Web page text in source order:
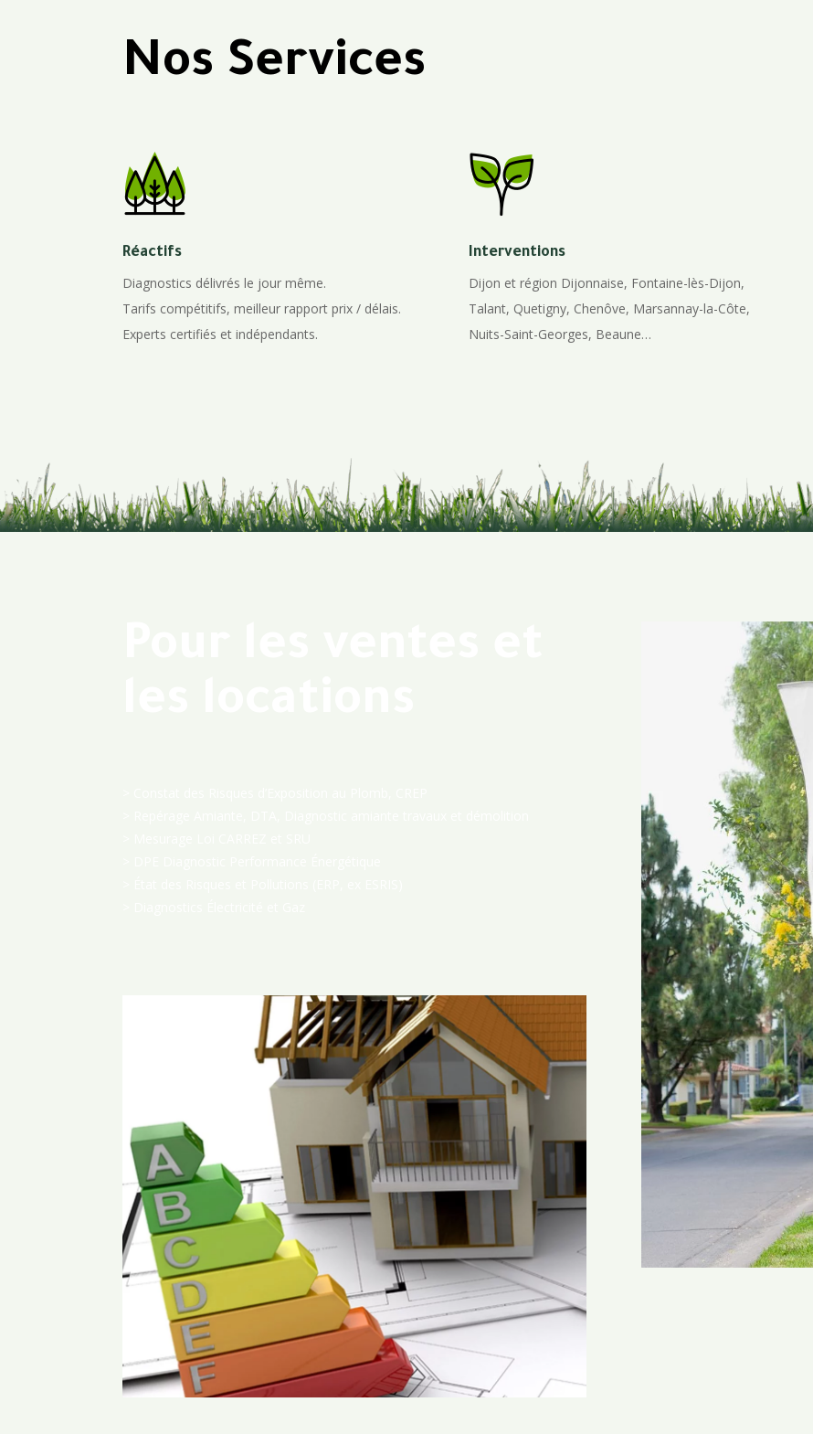
Nos Services
Réactifs
Diagnostics délivrés le jour même.
Tarifs compétitifs, meilleur rapport prix / délais.
Experts certifiés et indépendants.
Interventions
Dijon et région Dijonnaise, Fontaine-lès-Dijon,
Talant, Quetigny, Chenôve, Marsannay-la-Côte,
Nuits-Saint-Georges, Beaune…